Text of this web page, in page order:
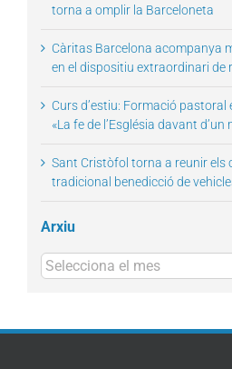
torna a omplir la Barceloneta
Càritas Barcelona acompanya
en el dispositiu extraordinari de
Curs d’estiu: Formació pastoral
«La fe de l’Església davant
Sant Cristòfol torna a reunir els
tradicional benedicció de
Arxiu
Arxius